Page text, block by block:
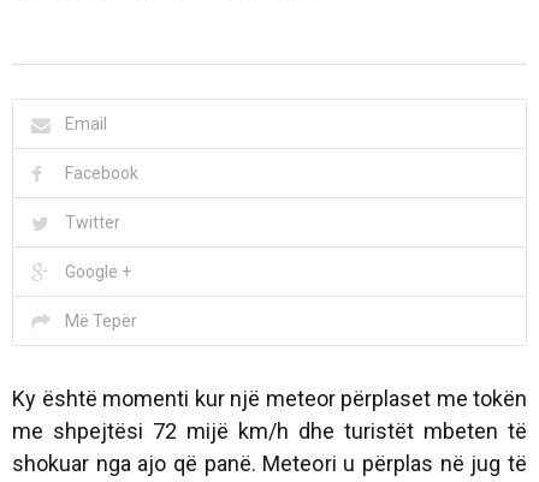
Email
Facebook
Twitter
Google +
Më Tepër
Ky është momenti kur një meteor përplaset me tokën
me shpejtësi 72 mijë km/h dhe turistët mbeten të
shokuar nga ajo që panë. Meteori u përplas në jug të